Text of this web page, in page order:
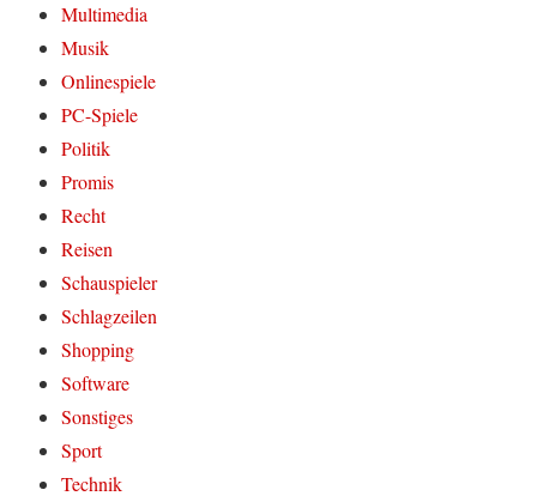
Multimedia
Musik
Onlinespiele
PC-Spiele
Politik
Promis
Recht
Reisen
Schauspieler
Schlagzeilen
Shopping
Software
Sonstiges
Sport
Technik